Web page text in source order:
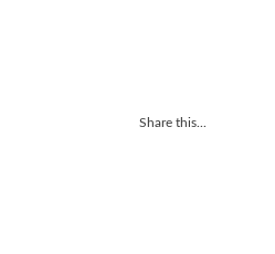
Share this...